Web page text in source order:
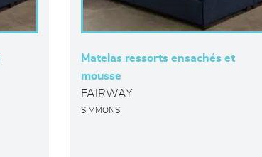
Matelas ressorts ensachés et
mousse
FAIRWAY
SIMMONS